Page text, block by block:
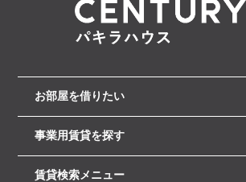
お部屋を借りたい
事業用賃貸を探す
賃貸検索メニュー